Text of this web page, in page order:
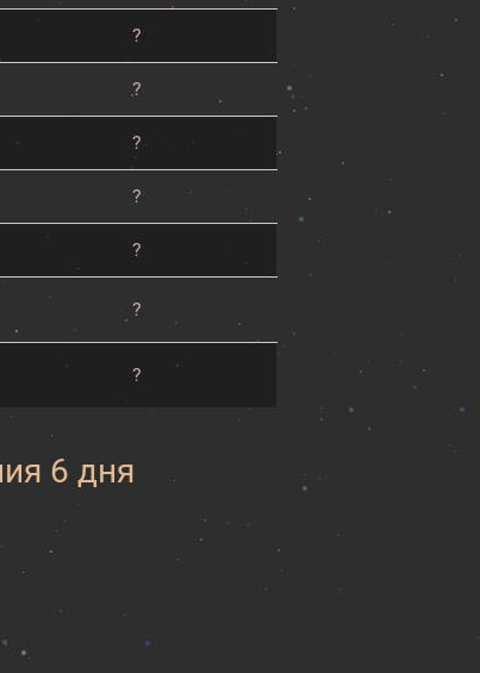
?
?
?
?
?
?
?
6 дня